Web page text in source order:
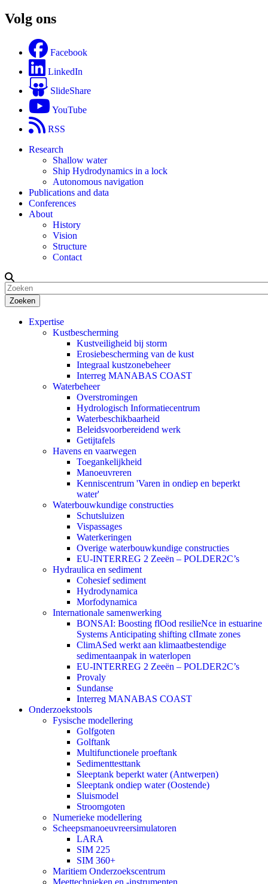
Volg ons
Facebook
LinkedIn
SlideShare
YouTube
RSS
Research
Shallow water
Ship Hydrodynamics in a lock
Autonomous navigation
Publications and data
Conferences
About
History
Vision
Structure
Contact
Zoeken
Expertise
Kustbescherming
Kustveiligheid bij storm
Erosiebescherming van de kust
Integraal kustzonebeheer
Interreg MANABAS COAST
Waterbeheer
Overstromingen
Hydrologisch Informatiecentrum
Waterbeschikbaarheid
Beleidsvoorbereidend werk
Getijtafels
Havens en vaarwegen
Toegankelijkheid
Manoeuvreren
Kenniscentrum 'Varen in ondiep en beperkt
water'
Waterbouwkundige constructies
Schutsluizen
Vispassages
Waterkeringen
Overige waterbouwkundige constructies
EU-INTERREG 2 Zeeën – POLDER2C’s
Hydraulica en sediment
Cohesief sediment
Hydrodynamica
Morfodynamica
Internationale samenwerking
BONSAI: Boosting flOod resilieNce in estuarine
Systems Anticipating shifting clImate zones
ClimASed werkt aan klimaatbestendige
sedimentaanpak in waterlopen
EU-INTERREG 2 Zeeën – POLDER2C’s
Provaly
Sundanse
Interreg MANABAS COAST
Onderzoekstools
Fysische modellering
Golfgoten
Golftank
Multifunctionele proeftank
Sedimenttesttank
Sleeptank beperkt water (Antwerpen)
Sleeptank ondiep water (Oostende)
Sluismodel
Stroomgoten
Numerieke modellering
Scheepsmanoeuvreersimulatoren
LARA
SIM 225
SIM 360+
Maritiem Onderzoekscentrum